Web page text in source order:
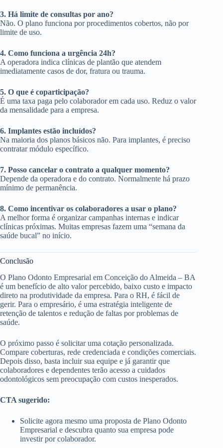
3. Há limite de consultas por ano?
Não. O plano funciona por procedimentos cobertos, não por
limite de uso.
4. Como funciona a urgência 24h?
A operadora indica clínicas de plantão que atendem
imediatamente casos de dor, fratura ou trauma.
5. O que é coparticipação?
É uma taxa paga pelo colaborador em cada uso. Reduz o valor
da mensalidade para a empresa.
6. Implantes estão incluídos?
Na maioria dos planos básicos não. Para implantes, é preciso
contratar módulo específico.
7. Posso cancelar o contrato a qualquer momento?
Depende da operadora e do contrato. Normalmente há prazo
mínimo de permanência.
8. Como incentivar os colaboradores a usar o plano?
A melhor forma é organizar campanhas internas e indicar
clínicas próximas. Muitas empresas fazem uma “semana da
saúde bucal” no início.
Conclusão
O Plano Odonto Empresarial em Conceição do Almeida – BA
é um benefício de alto valor percebido, baixo custo e impacto
direto na produtividade da empresa. Para o RH, é fácil de
gerir. Para o empresário, é uma estratégia inteligente de
retenção de talentos e redução de faltas por problemas de
saúde.
O próximo passo é solicitar uma cotação personalizada.
Compare coberturas, rede credenciada e condições comerciais.
Depois disso, basta incluir sua equipe e já garantir que
colaboradores e dependentes terão acesso a cuidados
odontológicos sem preocupação com custos inesperados.
CTA sugerido:
Solicite agora mesmo uma proposta de Plano Odonto
Empresarial e descubra quanto sua empresa pode
investir por colaborador.